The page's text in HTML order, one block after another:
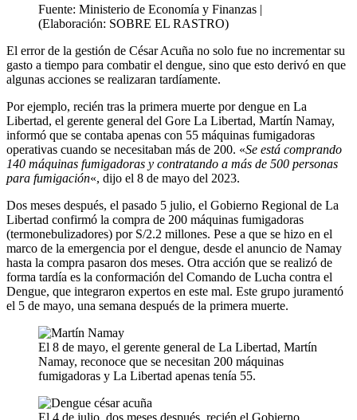
Fuente: Ministerio de Economía y Finanzas |
(Elaboración: SOBRE EL RASTRO)
El error de la gestión de César Acuña no solo fue no incrementar su
gasto a tiempo para combatir el dengue, sino que esto derivó en que
algunas acciones se realizaran tardíamente.
Por ejemplo, recién tras la primera muerte por dengue en La
Libertad, el gerente general del Gore La Libertad, Martín Namay,
informó que se contaba apenas con 55 máquinas fumigadoras
operativas cuando se necesitaban más de 200. «Se está comprando
140 máquinas fumigadoras y contratando a más de 500 personas
para fumigación«, dijo el 8 de mayo del 2023.
Dos meses después, el pasado 5 julio, el Gobierno Regional de La
Libertad confirmó la compra de 200 máquinas fumigadoras
(termonebulizadores) por S/2.2 millones. Pese a que se hizo en el
marco de la emergencia por el dengue, desde el anuncio de Namay
hasta la compra pasaron dos meses. Otra acción que se realizó de
forma tardía es la conformación del Comando de Lucha contra el
Dengue, que integraron expertos en este mal. Este grupo juramentó
el 5 de mayo, una semana después de la primera muerte.
El 8 de mayo, el gerente general de La Libertad, Martín
Namay, reconoce que se necesitan 200 máquinas
fumigadoras y La Libertad apenas tenía 55.
El 4 de julio, dos meses después, recién el Gobierno